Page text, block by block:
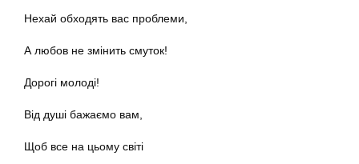
Нехай обходять вас проблеми,
А любов не змінить смуток!
Дорогі молоді!
Від душі бажаємо вам,
Щоб все на цьому світі